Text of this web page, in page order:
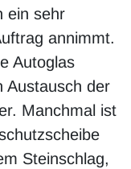
ein sehr
annimmt.
Autoglas
Austausch der
Manchmal ist
Steinschlag,